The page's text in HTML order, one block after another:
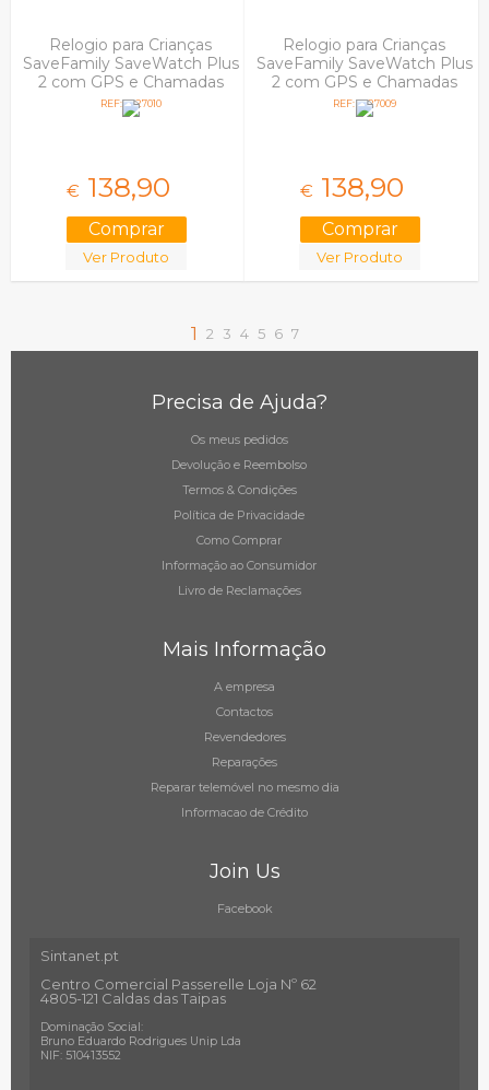
Relogio para Crianças
SaveFamily SaveWatch Plus
2 com GPS e Chamadas
Prateado Fabric
Framboesa
REF: 5027010
€ 138,90
Ver Produto
Relogio para Crianças
SaveFamily SaveWatch Plus
2 com GPS e Chamadas
Branco Silicone Loop
REF: 5027009
€ 138,90
Ver Produto
1 2 3 4 5 6 7
Precisa de Ajuda?
Os meus pedidos
Devolução e Reembolso
Termos & Condições
Política de Privacidade
Como Comprar
Informação ao Consumidor
Livro de Reclamações
Mais Informação
A empresa
Contactos
Revendedores
Reparações
Reparar telemóvel no mesmo dia
Informacao de Crédito
Join Us
Facebook
Sintanet.pt
Centro Comercial Passerelle Loja Nº 62
4805-121 Caldas das Taipas
Dominação Social:
Bruno Eduardo Rodrigues Unip Lda
NIF: 510413552